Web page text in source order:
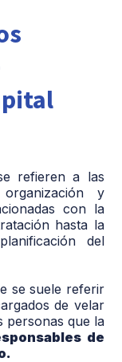
refieren a las
y
con la
hasta la
del
se suele referir
de velar
personas que la
de